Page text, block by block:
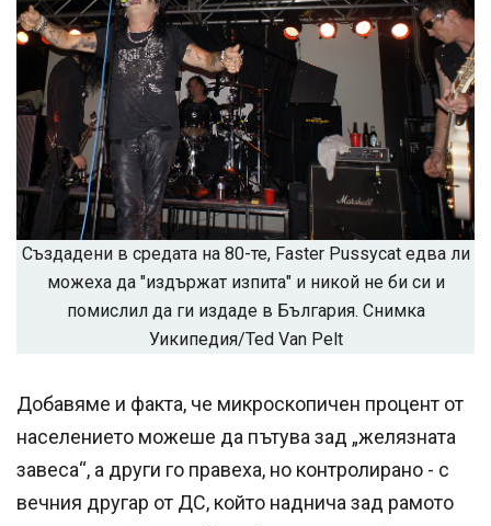
Създадени в средата на 80-те, Faster Pussycat едва ли
можеха да "издържат изпита" и никой не би си и
помислил да ги издаде в България. Снимка
Уикипедия/Ted Van Pelt
Добавяме и факта, че микроскопичен процент от
населението можеше да пътува зад „желязната
завеса“, а други го правеха, но контролирано - с
вечния другар от ДС, който наднича зад рамото